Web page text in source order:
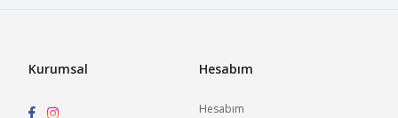
Kurumsal Hesabım
Hesabım